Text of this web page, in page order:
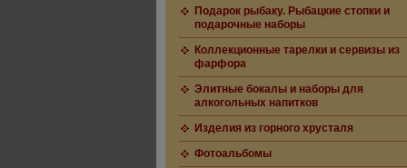
Подарок рыбаку. Рыбацкие стопки и
подарочные наборы
Коллекционные тарелки и сервизы из
фарфора
Элитные бокалы и наборы для
алкогольных напитков
Изделия из горного хрусталя
Фотоальбомы